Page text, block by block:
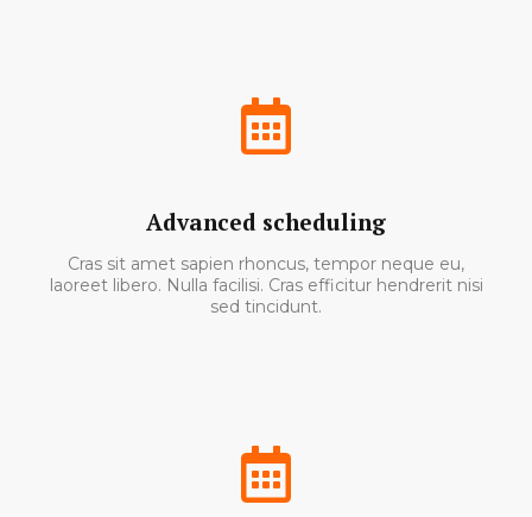
Advanced scheduling
Cras sit amet sapien rhoncus, tempor neque eu,
laoreet libero. Nulla facilisi. Cras efficitur hendrerit nisi
sed tincidunt.